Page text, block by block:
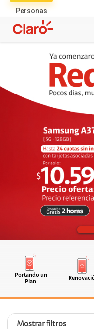
Personas
Portando un
Plan
Mostrar filtros
productos